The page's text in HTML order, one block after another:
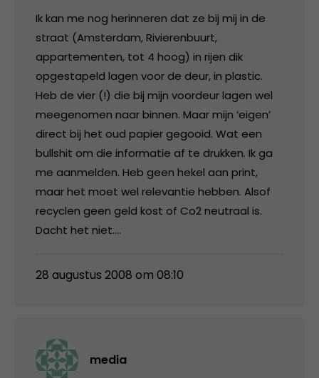
Ik kan me nog herinneren dat ze bij mij in de
straat (Amsterdam, Rivierenbuurt,
appartementen, tot 4 hoog) in rijen dik
opgestapeld lagen voor de deur, in plastic.
Heb de vier (!) die bij mijn voordeur lagen wel
meegenomen naar binnen. Maar mijn ‘eigen’
direct bij het oud papier gegooid. Wat een
bullshit om die informatie af te drukken. Ik ga
me aanmelden. Heb geen hekel aan print,
maar het moet wel relevantie hebben. Alsof
recyclen geen geld kost of Co2 neutraal is.
Dacht het niet….
28 augustus 2008 om 08:10
media